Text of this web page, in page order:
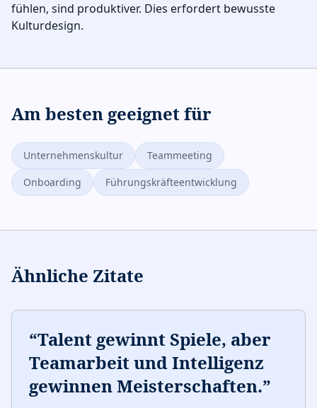
fühlen, sind produktiver. Dies erfordert bewusste
Kulturdesign.
Am besten geeignet für
Unternehmenskultur
Teammeeting
Onboarding
Führungskräfteentwicklung
Ähnliche Zitate
“Talent gewinnt Spiele, aber
Teamarbeit und Intelligenz
gewinnen Meisterschaften.”